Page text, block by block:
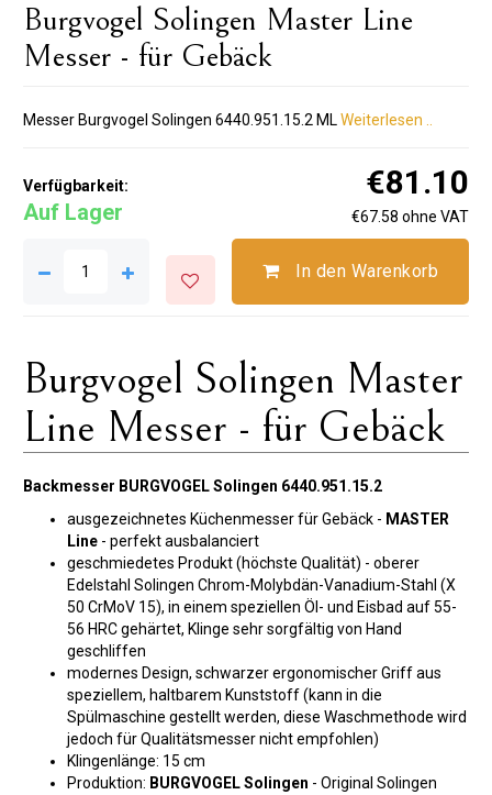
Burgvogel Solingen Master Line
Messer - für Gebäck
Messer Burgvogel Solingen 6440.951.15.2 ML Weiterlesen ..
Verfügbarkeit:
Auf Lager
€81.10
€67.58 ohne VAT
In den Warenkorb
Burgvogel Solingen Master
Line Messer - für Gebäck
Backmesser BURGVOGEL Solingen 6440.951.15.2
ausgezeichnetes Küchenmesser für Gebäck - MASTER
Line- perfekt ausbalanciert
geschmiedetes Produkt (höchste Qualität) - oberer
Edelstahl Solingen Chrom-Molybdän-Vanadium-Stahl (X
50 CrMoV 15), in einem speziellen Öl- und Eisbad auf 55-
56 HRC gehärtet, Klinge sehr sorgfältig von Hand
geschliffen
modernes Design, schwarzer ergonomischer Griff aus
speziellem, haltbarem Kunststoff (kann in die
Spülmaschine gestellt werden, diese Waschmethode wird
jedoch für Qualitätsmesser nicht empfohlen)
Klingenlänge: 15 cm
Produktion: BURGVOGEL Solingen - Original Solingen